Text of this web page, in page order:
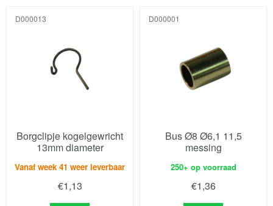
D000013
Borgclipje kogelgewricht
13mm diameter
Vanaf week 41 weer leverbaar
€1,13
D000001
Bus Ø8 Ø6,1 11,5
messing
250+ op voorraad
€1,36